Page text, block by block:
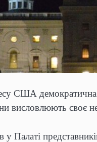
США демократична
висловлюють своє
у Палаті